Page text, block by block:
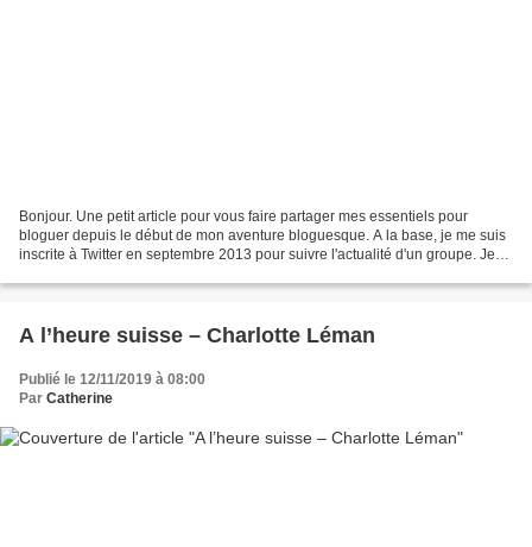
Bonjour. Une petit article pour vous faire partager mes essentiels pour
bloguer depuis le début de mon aventure bloguesque. A la base, je me suis
inscrite à Twitter en septembre 2013 pour suivre l'actualité d'un groupe. Je
A l’heure suisse – Charlotte Léman
Publié le 12/11/2019 à 08:00
Par Catherine